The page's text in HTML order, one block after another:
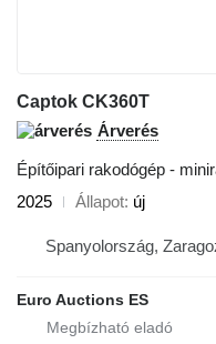
Captok CK360T
Árverés
Építőipari rakodógép -
2025
Állapot új
Spanyolország,
Euro Auctions ES